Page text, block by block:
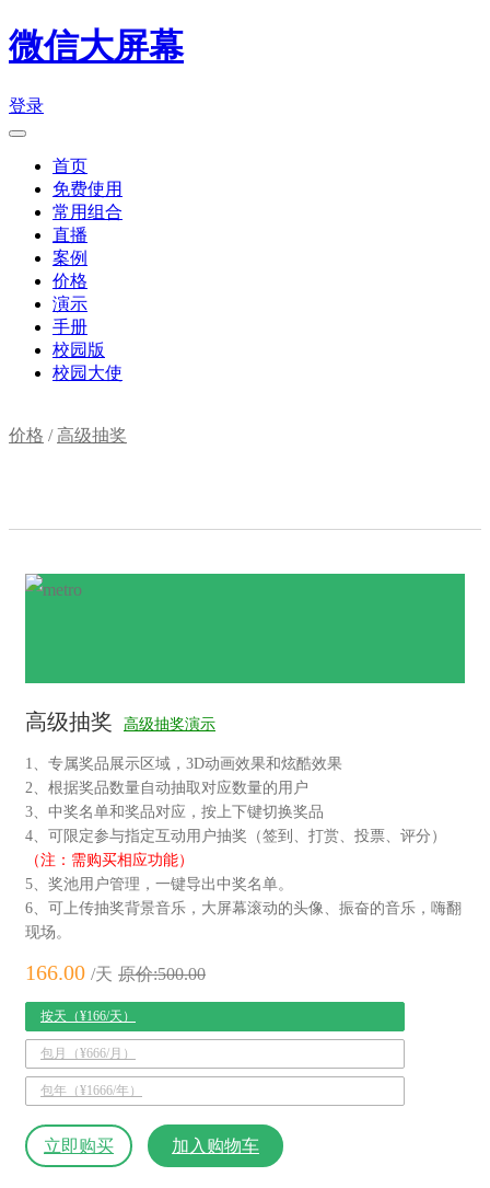
微信大屏幕
登录
首页
免费使用
常用组合
直播
案例
价格
演示
手册
校园版
校园大使
价格 /高级抽奖
高级抽奖 高级抽奖演示
1、专属奖品展示区域，3D动画效果和炫酷效果
2、根据奖品数量自动抽取对应数量的用户
3、中奖名单和奖品对应，按上下键切换奖品
4、可限定参与指定互动用户抽奖（签到、打赏、投票、评分）
（注：需购买相应功能）
5、奖池用户管理，一键导出中奖名单。
6、可上传抽奖背景音乐，大屏幕滚动的头像、振奋的音乐，嗨翻
现场。
166.00 /天 原价:500.00
按天（¥166/天）
包月（¥666/月）
包年（¥1666/年）
立即购买 加入购物车